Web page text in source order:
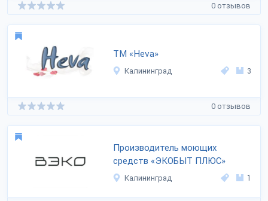
0 отзывов
ТМ «Heva»
Калининград 3
0 отзывов
Производитель моющих
средств «ЭКОБЫТ ПЛЮС»
Калининград 1